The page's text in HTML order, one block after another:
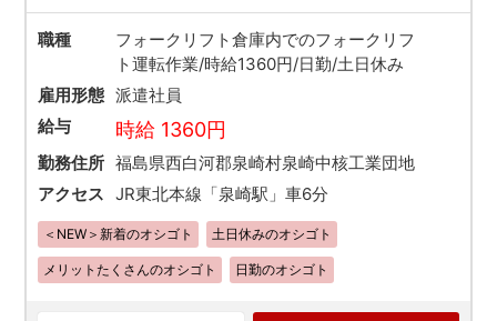
職種
フォークリフト倉庫内でのフォークリフ
ト運転作業/時給1360円/日勤/土日休み
雇用形態 派遣社員
給与
時給 1360円
勤務住所 福島県西白河郡泉崎村泉崎中核工業団地
アクセス
JR東北本線「泉崎駅」車6分
＜NEW＞新着のオシゴト 土日休みのオシゴト
メリットたくさんのオシゴト 日勤のオシゴト